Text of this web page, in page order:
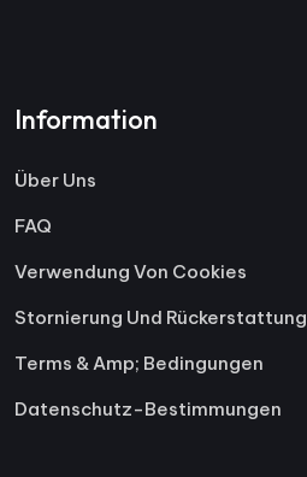
Information
Über Uns
FAQ
Verwendung Von Cookies
Stornierung Und Rückerstattung
Terms & Amp; Bedingungen
Datenschutz-Bestimmungen